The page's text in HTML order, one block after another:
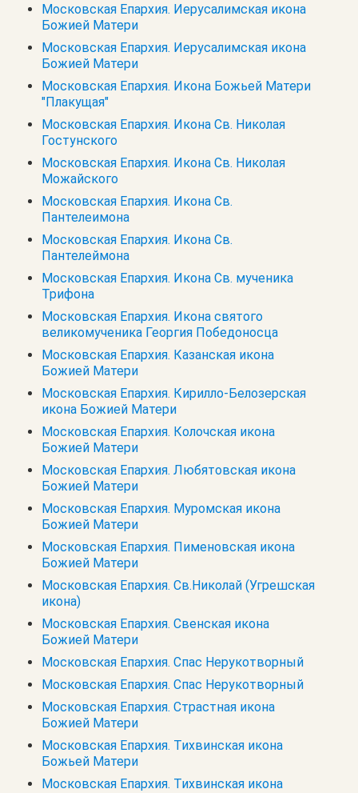
Московская Епархия. Иерусалимская икона
Божией Матери
Московская Епархия. Иерусалимская икона
Божией Матери
Московская Епархия. Икона Божьей Матери
"Плакущая"
Московская Епархия. Икона Св. Николая
Гостунского
Московская Епархия. Икона Св. Николая
Можайского
Московская Епархия. Икона Св.
Пантелеимона
Московская Епархия. Икона Св.
Пантелеймона
Московская Епархия. Икона Св. мученика
Трифона
Московская Епархия. Икона святого
великомученика Георгия Победоносца
Московская Епархия. Казанская икона
Божией Матери
Московская Епархия. Кирилло-Белозерская
икона Божией Матери
Московская Епархия. Колочская икона
Божией Матери
Московская Епархия. Любятовская икона
Божией Матери
Московская Епархия. Муромская икона
Божией Матери
Московская Епархия. Пименовская икона
Божией Матери
Московская Епархия. Св.Николай (Угрешская
икона)
Московская Епархия. Свенская икона
Божией Матери
Московская Епархия. Спас Нерукотворный
Московская Епархия. Спас Нерукотворный
Московская Епархия. Страстная икона
Божией Матери
Московская Епархия. Тихвинская икона
Божьей Матери
Московская Епархия. Тихвинская икона